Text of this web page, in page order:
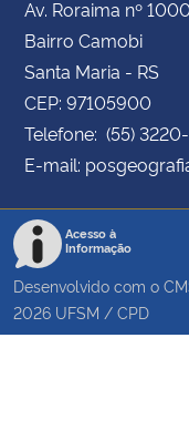
Av. Roraima nº
Bairro Camobi
Santa Maria - RS
CEP: 97105900
Telefone: (55)
E-mail:
Acesso à
Informação
Desenvolvido com o
2026 UFSM / CPD